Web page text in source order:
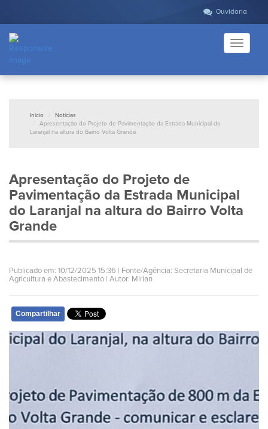
Ouvidoria
Toggle
Início
Notícias
Apresentação do Projeto de Pavimentação da Estrada Municipal do
Laranjal na altura do Bairro Volta Grande
Apresentação do Projeto de
Pavimentação da Estrada Municipal
do Laranjal na altura do Bairro Volta
Grande
Publicado em: 10/12/2025 15:36 | Fonte/Agência: Secretaria Municipal de
Agricultura e Abastecimento | Autor: Mirian
Compartilhar